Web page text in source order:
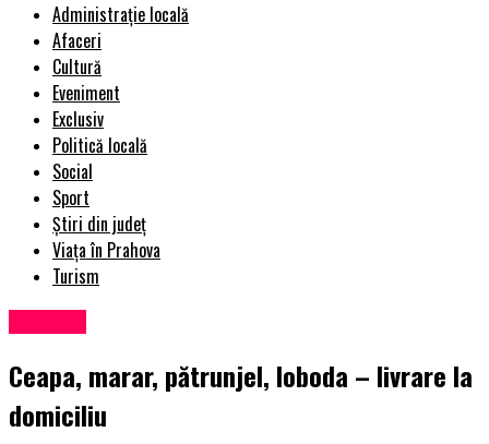
Administrație locală
Afaceri
Cultură
Eveniment
Exclusiv
Politică locală
Social
Sport
Știri din județ
Viața în Prahova
Turism
Ceapa, marar, pătrunjel, loboda – livrare la
domiciliu